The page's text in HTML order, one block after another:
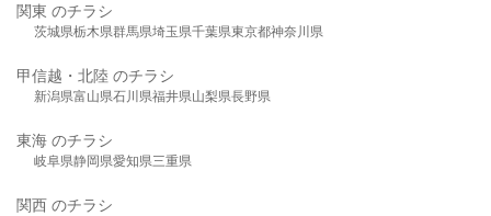
関東 のチラシ
茨城県栃木県群馬県埼玉県千葉県東京都神奈川県
甲信越・北陸 のチラシ
新潟県富山県石川県福井県山梨県長野県
東海 のチラシ
岐阜県静岡県愛知県三重県
関西 のチラシ